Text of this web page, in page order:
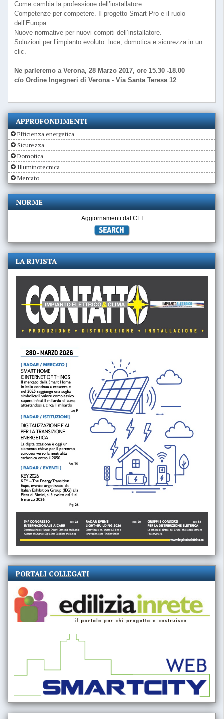
Come cambia la professione dell’installatore
Competenze per competere. Il progetto Smart Pro e il ruolo
dell’Europa.
Nuove normative per nuovi compiti dell’installatore.
Soluzioni per l’impianto evoluto: luce, domotica e sicurezza in un
clic.
Ne parleremo a Verona, 28 Marzo 2017, ore 15.30 -18.00
c/o Ordine Ingegneri di Verona - Via Santa Teresa 12
APPROFONDIMENTI
Efficienza energetica
Sicurezza
Domotica
Illuminotecnica
Mercato
NORME
Aggiornamenti dal CEI
LA RIVISTA
PORTALI COLLEGATI